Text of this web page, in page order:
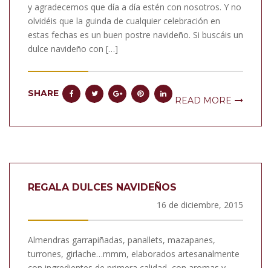
y agradecemos que día a día estén con nosotros. Y no
olvidéis que la guinda de cualquier celebración en
estas fechas es un buen postre navideño. Si buscáis un
dulce navideño con […]
SHARE
READ MORE
REGALA DULCES NAVIDEÑOS
16 de diciembre, 2015
Almendras garrapiñadas, panallets, mazapanes,
turrones, girlache…mmm, elaborados artesanalmente